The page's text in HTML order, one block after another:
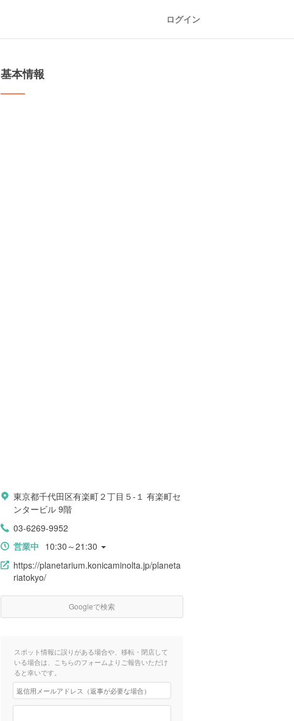
ログイン
基本情報
東京都千代田区有楽町２丁目５-１ 有楽町セ
ンタービル 9階
03-6269-9952
営業中 10:30～21:30
https://planetarium.konicaminolta.jp/planeta
riatokyo/
Googleで検索
スポット情報に誤りがある場合や、移転・閉店して
いる場合は、こちらのフォームよりご報告いただけ
ると幸いです。